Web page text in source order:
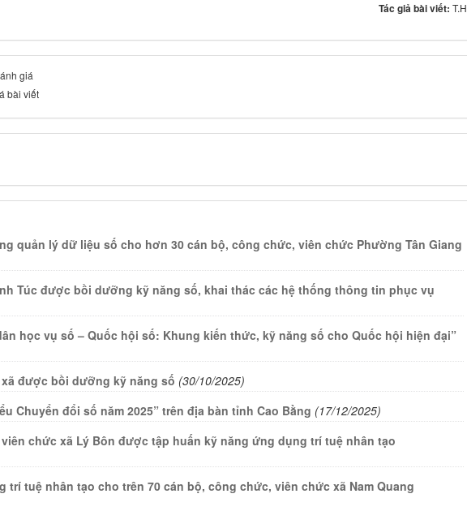
Tác giả bài viết:T.H
giá
bài viết
quản lý dữ liệu số cho hơn 30 cán bộ, công chức, viên chức Phường Tân Giang
Túc được bồi dưỡng kỹ năng số, khai thác các hệ thống thông tin phục vụ
học vụ số – Quốc hội số: Khung kiến thức, kỹ năng số cho Quốc hội hiện đại”
được bồi dưỡng kỹ năng số (30/10/2025)
Chuyển đổi số năm 2025” trên địa bàn tỉnh Cao Bằng (17/12/2025)
chức xã Lý Bôn được tập huấn kỹ năng ứng dụng trí tuệ nhân tạo
trí tuệ nhân tạo cho trên 70 cán bộ, công chức, viên chức xã Nam Quang